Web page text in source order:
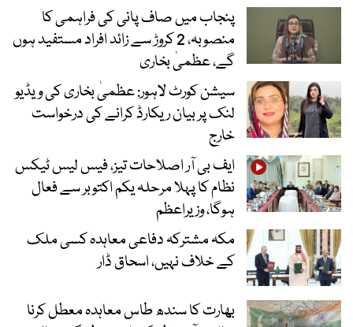
پنجاب میں صاف پانی کی فراہمی کا
منصوبہ، 2 کروڑ سے زائد افراد مستفید ہوں
گے، عظمیٰ بخاری
سیشن کورٹ لاہور: عظمیٰ بخاری کی ویڈیو
لنک پر بیان ریکارڈ کرانے کی درخواست
خارج
ایف بی آر اصلاحات تیز، فیس لیس ٹیکس
نظام کا پہلا مرحلہ یکم اکتوبر سے فعال
ہوگا، وزیراعظم
مکہ مشترکہ دفاعی معاہدہ کسی ملک
کے خلاف نہیں، اسحاق ڈار
بھارت کا سندھ طاس معاہدہ معطل کرنا